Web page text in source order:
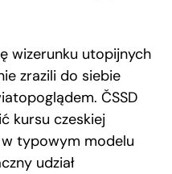
wizerunku utopijnych
zrazili do siebie
ČSSD
kursu czeskiej
typowym modelu
udział